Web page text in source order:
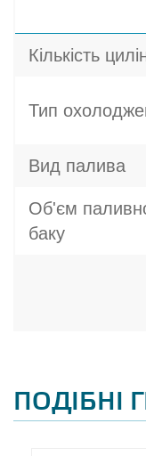
Кількість
Тип
Вид палива
Об'єм
баку
ПОДІБНІ